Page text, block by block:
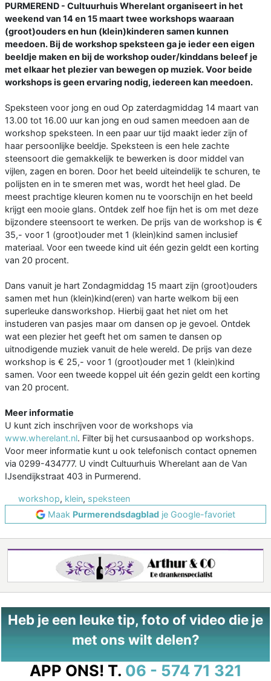
PURMEREND - Cultuurhuis Wherelant organiseert in het
weekend van 14 en 15 maart twee workshops waaraan
(groot)ouders en hun (klein)kinderen samen kunnen
meedoen. Bij de workshop speksteen ga je ieder een eigen
beeldje maken en bij de workshop ouder/kinddans beleef je
met elkaar het plezier van bewegen op muziek. Voor beide
workshops is geen ervaring nodig, iedereen kan meedoen.
Speksteen voor jong en oud Op zaterdagmiddag 14 maart van
13.00 tot 16.00 uur kan jong en oud samen meedoen aan de
workshop speksteen. In een paar uur tijd maakt ieder zijn of
haar persoonlijke beeldje. Speksteen is een hele zachte
steensoort die gemakkelijk te bewerken is door middel van
vijlen, zagen en boren. Door het beeld uiteindelijk te schuren, te
polijsten en in te smeren met was, wordt het heel glad. De
meest prachtige kleuren komen nu te voorschijn en het beeld
krijgt een mooie glans. Ontdek zelf hoe fijn het is om met deze
bijzondere steensoort te werken. De prijs van de workshop is €
35,- voor 1 (groot)ouder met 1 (klein)kind samen inclusief
materiaal. Voor een tweede kind uit één gezin geldt een korting
van 20 procent.
Dans vanuit je hart Zondagmiddag 15 maart zijn (groot)ouders
samen met hun (klein)kind(eren) van harte welkom bij een
superleuke dansworkshop. Hierbij gaat het niet om het
instuderen van pasjes maar om dansen op je gevoel. Ontdek
wat een plezier het geeft het om samen te dansen op
uitnodigende muziek vanuit de hele wereld. De prijs van deze
workshop is € 25,- voor 1 (groot)ouder met 1 (klein)kind
samen. Voor een tweede koppel uit één gezin geldt een korting
van 20 procent.
Meer informatie
U kunt zich inschrijven voor de workshops via
www.wherelant.nl. Filter bij het cursusaanbod op workshops.
Voor meer informatie kunt u ook telefonisch contact opnemen
via 0299-434777. U vindt Cultuurhuis Wherelant aan de Van
IJsendijkstraat 403 in Purmerend.
workshop, klein, speksteen
Maak Purmerendsdagblad je Google-favoriet
Heb je een leuke tip, foto of video die je
met ons wilt delen?
APP ONS! T. 06 - 574 71 321